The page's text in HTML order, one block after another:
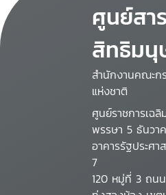
ศูนย์สา
สิทธิมนุ
สำนักงานคณะก
แห่งชาติ
ศูนย์ราชการเฉ
พรรษา 5 ธันวา
อาคารรัฐประศ
7
120 หมู่ที่ 3 ถน